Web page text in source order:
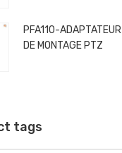
PFA110-ADAPTATEUR
DE MONTAGE PTZ
tags